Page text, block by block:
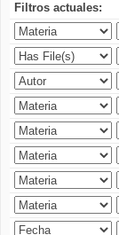
Filtros actuales: